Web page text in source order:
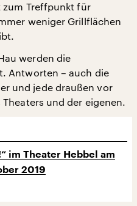
zum Treffpunkt für
weniger Grillflächen
werden die
Antworten – auch die
und jede draußen vor
und der eigenen.
im Theater Hebbel am
2019